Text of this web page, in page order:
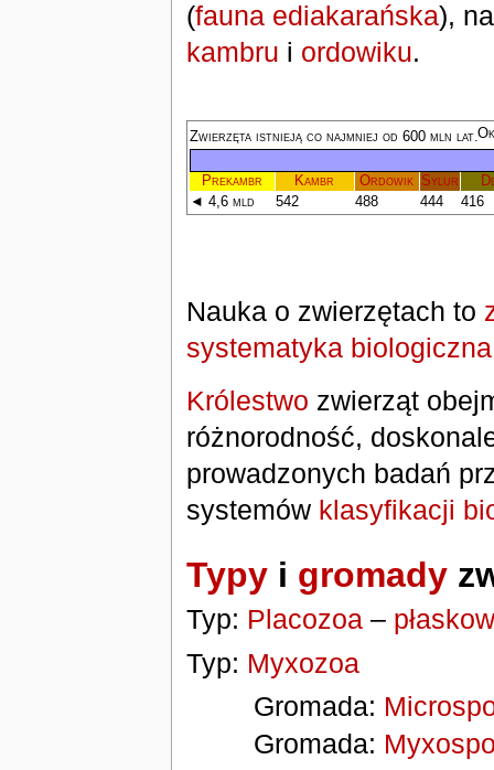
(fauna ediakarańska),
kambru i ordowiku.
Zwierzęta istnieją co najmniej od 600 mln lat.
Prekambr
◄ 4,6 mld
Kambr
542
Ordowik
488
Sylur
444
416
Nauka o zwierzętach to
systematyka biologiczna
Królestwo zwierząt
różnorodność,
prowadzonych badań
systemów klasyfikacji
Typyi gromady
Typ: Placozoa–
Typ: Myxozoa
Gromada:
Gromada: